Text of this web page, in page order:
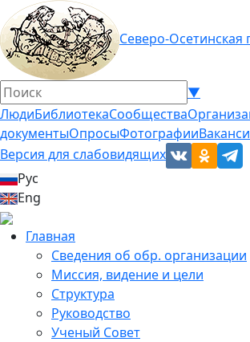
Северо-Осетинская
▼
ЛюдиБиблиотекаСообщества
документыОпросыФотографии
Версия для слабовидящих
Рус
Eng
Главная
Сведения об обр. организации
Миссия, видение и цели
Структура
Руководство
Ученый Совет